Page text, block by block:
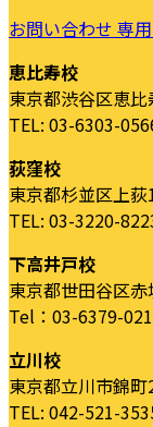
お問い合わせ 専
恵比寿校
東京都渋谷区恵
TEL: 03-6303-
荻窪校
東京都杉並区上
TEL: 03-3220-
下高井戸校
東京都世田谷区
Tel：03-6379-
立川校
東京都立川市錦
TEL: 042-521-